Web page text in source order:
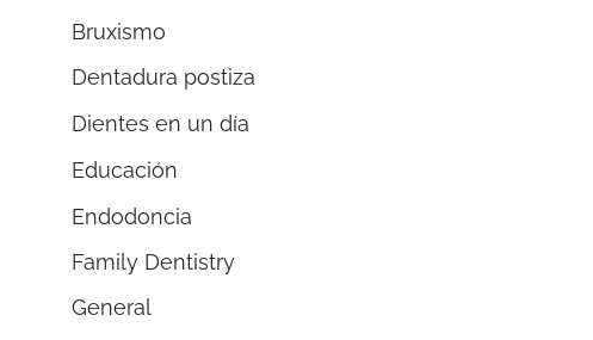
Bruxismo
Dentadura postiza
Dientes en un día
Educación
Endodoncia
Family Dentistry
General